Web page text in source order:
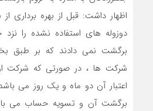
اظهار داشت: قبل از بهره برداری
دوزوله های استفاده نشده را
برگشت نمی دادند که بر طبق
شرکت ها ، در صورتی که شرکت
اعتبار آن دو ماه و یک روز می
برگشت آن و تسویه حساب می